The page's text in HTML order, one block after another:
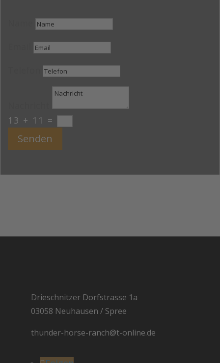
13 + 11 =
Senden
Drieschnitzer Dorfstrasse 1a
03058 Neuhausen / Spree
thunder-horse-ranch@t-online.de